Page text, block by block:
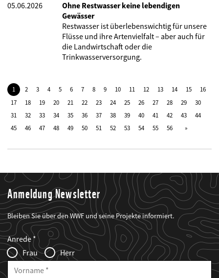
05.06.2026
Ohne Restwasser keine lebendigen
Gewässer
Restwasser ist überlebenswichtig für unsere
Flüsse und ihre Artenvielfalt – aber auch für
die Landwirtschaft oder die
Trinkwasserversorgung.
1 2 3 4 5 6 7 8 9 10 11 12 13 14 15
16
17
18 19 20 21 22 23 24 25 26 27 28 29
30
31
32 33 34 35 36 37 38 39 40 41 42 43
44
45
46 47 48 49 50 51 52 53 54 55 56
Anmeldung Newsletter
Bleiben Sie über den WWF und seine Projekte informiert.
Web2Case
Infofelder
Fieldset
anrede_name
Anrede
Frau
Herr
Vorname